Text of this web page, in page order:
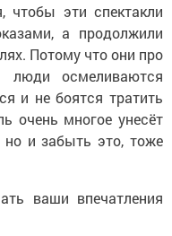
чтобы эти спектакли
а продолжили
Потому что они про
осмеливаются
и не боятся тратить
очень многое унесёт
но и забыть это, тоже
ваши впечатления